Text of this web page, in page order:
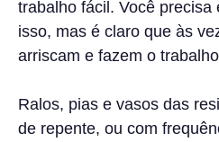
trabalho fácil. Você precisa
isso, mas é claro que às
arriscam e fazem o
Ralos, pias e vasos das
de repente, ou com